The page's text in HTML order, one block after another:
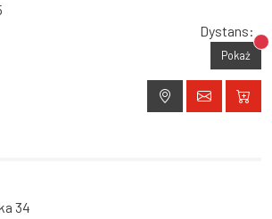
Dystans:
Pokaż
34